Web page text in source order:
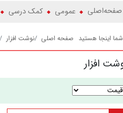
صفحه‌اصلی عمومی کمک درسی
شما اینجا هستید صفحه اصلی نوشت افزار
افزار